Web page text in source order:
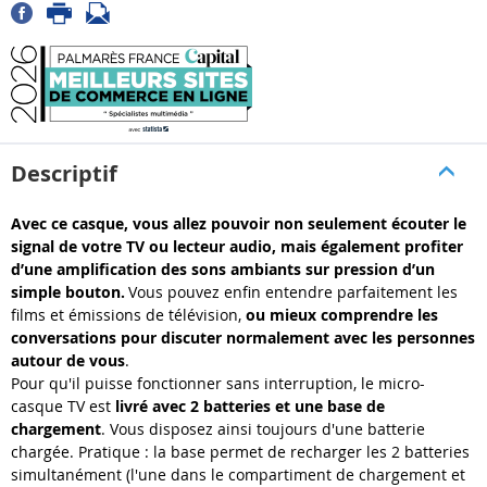
Descriptif
Avec ce casque, vous allez pouvoir non seulement écouter le
signal de votre TV ou lecteur audio, mais également profiter
d’une amplification des sons ambiants sur pression d’un
simple bouton. Vous pouvez enfin entendre parfaitement les
films et émissions de télévision, ou mieux comprendre les
conversations pour discuter normalement avec les personnes
autour de vous.
Pour qu'il puisse fonctionner sans interruption, le micro-
casque TV est livré avec 2 batteries et une base de
chargement. Vous disposez ainsi toujours d'une batterie
chargée. Pratique : la base permet de recharger les 2 batteries
simultanément (l'une dans le compartiment de chargement et